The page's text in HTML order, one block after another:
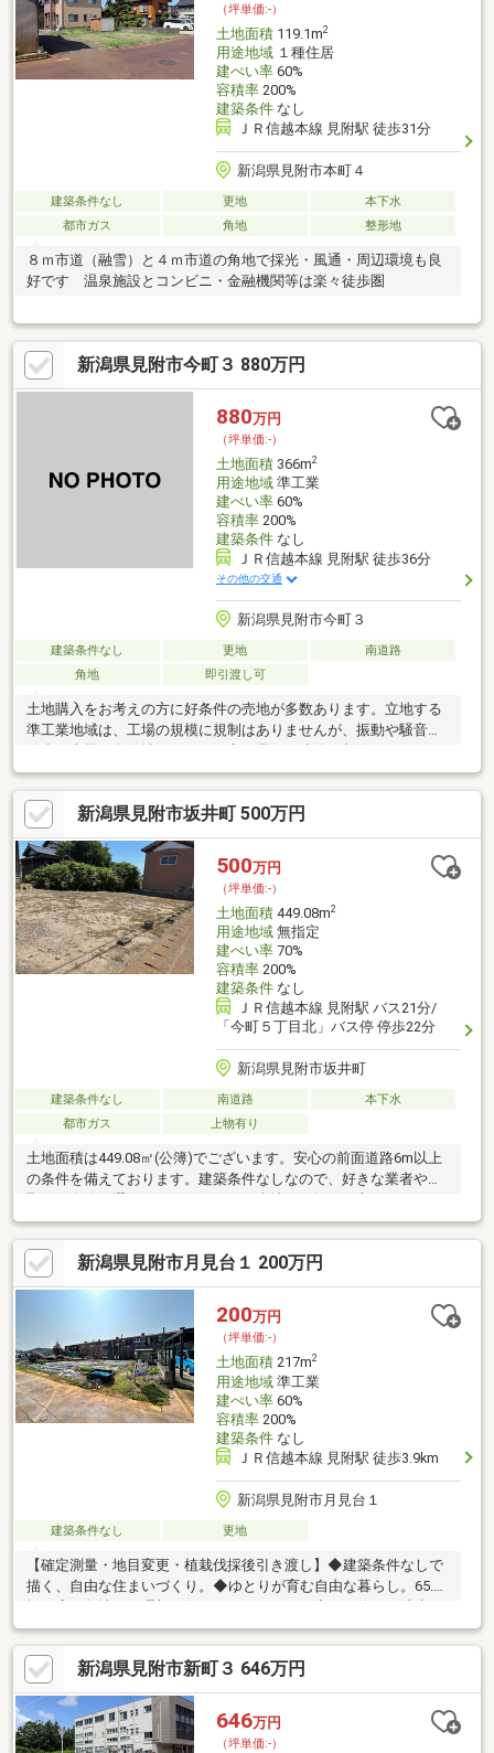
（坪単価:-）
土地面積119.1m2
用途地域１種住居
建ぺい率60%
容積率200%
建築条件なし
ＪＲ信越本線 見附駅 徒歩31分
新潟県見附市本町４
建築条件なし 更地
本下水
都市ガス
角地 整形地
８ｍ市道（融雪）と４ｍ市道の角地で採光・風通・周辺環境も良
好です 温泉施設とコンビニ・金融機関等は楽々徒歩圏
新潟県見附市今町３ 880万円
880万円
（坪単価:-）
土地面積366m2
用途地域準工業
建ぺい率60%
容積率200%
建築条件なし
ＪＲ信越本線 見附駅 徒歩36分
その他の交通
新潟県見附市今町３
建築条件なし 更地
南道路
角地
即引渡し可
土地購入をお考えの方に好条件の売地が多数あります。立地する
準工業地域は、工場の規模に規制はありませんが、振動や騒音の
地域です。少しでも金銭的な負担を減らすために、土地の購入価
格は安く抑えましょう。こちらは880万円になります。土地面積
は366㎡(公簿)で一押しです。日当たりを重視している方に適した
南側道路になります。間取りの自由度が高い角地で、理想の住ま
いを築きましょう。
新潟県見附市坂井町 500万円
500万円
（坪単価:-）
土地面積449.08m2
用途地域無指定
建ぺい率70%
容積率200%
建築条件なし
ＪＲ信越本線 見附駅 バス21分/
「今町５丁目北」バス停 停歩22分
新潟県見附市坂井町
建築条件なし 南道路
本下水
都市ガス
上物有り
土地面積は449.08㎡(公簿)でございます。安心の前面道路6m以上
の条件を備えております。建築条件なしなので、好きな業者や間
の土地がこちらです。購入価格460万円と好条件です。ぜひご検
討してみてはいかがでしょうか。現況引渡し、建物解体後更地渡
し、契約不適合責任免責、境界線非明示
新潟県見附市月見台１ 200万円
200万円
（坪単価:-）
土地面積217m2
用途地域準工業
建ぺい率60%
容積率200%
建築条件なし
ＪＲ信越本線 見附駅 徒歩3.9km
新潟県見附市月見台１
建築条件なし 更地
【確定測量・地目変更・植栽伐採後引き渡し】◆建築条件なしで
描く、自由な住まいづくり。◆ゆとりが育む自由な暮らし。65.64
坪の広々敷地で、理想の住まいをかたちに。◆バス停まで徒歩2
分。車に頼りすぎない暮らしを支える好立地。◆小中学校徒歩圏
内。登下校の不安を解消。子供の時間を増やし、親の安心を支え
る距離。◆冬の朝が変わる。除雪の負担をグッと減らす消雪パイ
プ完備。
新潟県見附市新町３ 646万円
646万円
（坪単価:-）